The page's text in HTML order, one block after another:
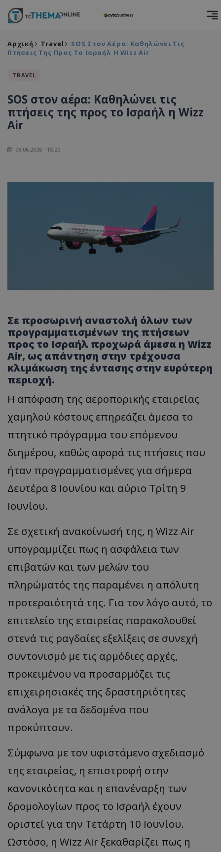
Αρχική Travel
SOS Στον Αέρα: Καθηλώνει Τις
Πτήσεις Της Προς Το Ισραήλ Η Wizz Air
TRAVEL
SOS στον αέρα: Καθηλώνει τις
πτήσεις της προς το Ισραήλ η Wizz
Air
08.06.2026 - 15:20
Σε προσωρινή αναστολή όλων των
προγραμματισμένων της πτήσεων
προς το Ισραήλ προχωρά άμεσα η Wizz
Air, ως απάντηση στην τρέχουσα
κλιμάκωση της έντασης στην ευρύτερη
περιοχή.
Η απόφαση της αεροπορικής εταιρείας
χαμηλού κόστους επηρεάζει άμεσα το
πτητικό πρόγραμμα του επόμενου
διημέρου, καθώς αφορά τις πτήσεις που
ήταν προγραμματισμένες για σήμερα
Δευτέρα 8 Ιουνίου και αύριο Τρίτη 9
Ιουνίου.
​Σε σχετική ανακοίνωσή της, η Wizz Air
υπογραμμίζει πως η ασφάλεια των
επιβατών και των μελών του
πληρώματός της παραμένει η απόλυτη
προτεραιότητά της. Για τον λόγο αυτό, το
επιτελείο της εταιρείας παρακολουθεί
στενά τις ραγδαίες εξελίξεις σε συνεχή
συντονισμό με τις αρμόδιες αρχές,
προκειμένου να προσαρμόζει τις
επιχειρησιακές της δραστηριότητες
ανάλογα με τα δεδομένα που
προκύπτουν.
​Σύμφωνα με τον υφιστάμενο σχεδιασμό
της εταιρείας, η επιστροφή στην
κανονικότητα και η επανέναρξη των
δρομολογίων προς το Ισραήλ έχουν
οριστεί για την Τετάρτη 10 Ιουνίου.
Ωστόσο, η Wizz Air ξεκαθαρίζει πως η